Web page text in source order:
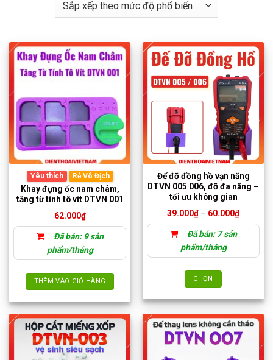
Yêu thích Rẻ Vô Địch
Khay đựng ốc nam châm,
tăng từ tính tô vít DTVN 001
62.000₫
Đã bán: 9 sản
phẩm/tháng
THÊM VÀO GIỎ HÀNG
Đế đỡ đồng hồ vạn năng
DTVN 005 006, đỡ đa năng –
tối ưu không gian
39.000₫ – 60.000₫Khoảng
Đã bán: 7 sản
phẩm/tháng
CHỌN
phẩm
này
có
nhiều